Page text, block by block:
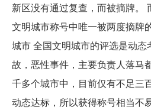
新区没有通过复查，而被摘牌。
文明城市称号中唯一被两度摘牌
城市 全国文明城市的评选是动
故，恶性事件，主要负责人落马
千多个城市中，目前仅有不足三
动态达标，所以获得称号相当不